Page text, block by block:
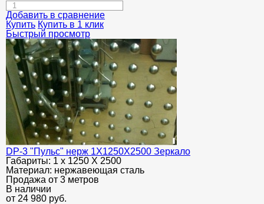
Добавить в сравнение
Купить Купить в 1 клик
Быстрый просмотр
DP-3 "Пульс" нерж 1Х1250Х2500 Зеркало
Габариты: 1 х 1250 Х 2500
Материал: нержавеющая сталь
Продажа от 3 метров
В наличии
от 24 980 руб.